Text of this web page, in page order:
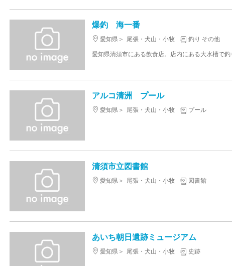
爆釣 海一番
愛知県 尾張・犬山・小牧
釣り その他
アルコ清洲 プール
愛知県 尾張・犬山・小牧 プール
清須市立図書館
愛知県 尾張・犬山・小牧 図書館
あいち朝日遺跡ミュージアム
愛知県 尾張・犬山・小牧 史跡